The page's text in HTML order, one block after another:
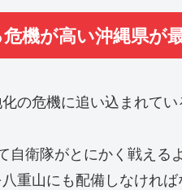
機が高い沖縄県が
の危機に追い込まれてい
自衛隊がとにかく戦え
重山にも配備しなければ